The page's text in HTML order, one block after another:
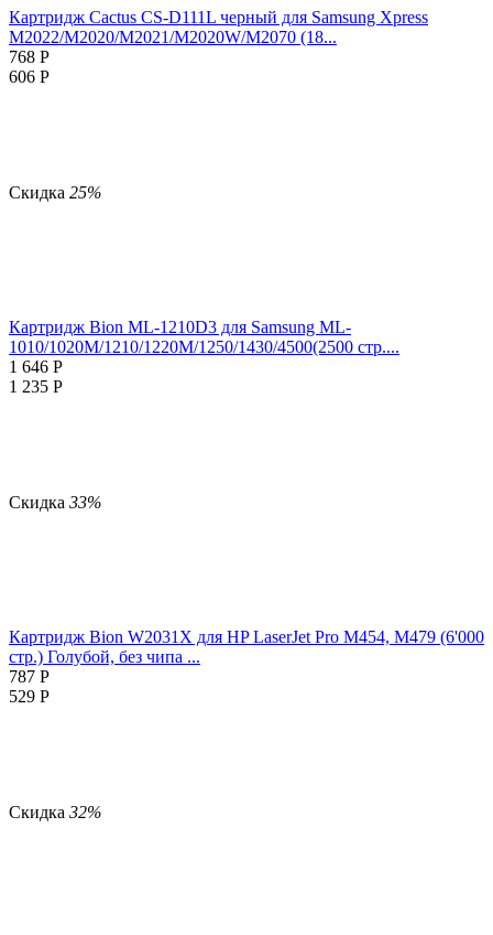
Картридж Cactus CS-D111L черный для Samsung Xpress
M2022/M2020/M2021/M2020W/M2070 (18...
768 Р
606 Р
Скидка 25%
Картридж Bion ML-1210D3 для Samsung ML-
1010/1020M/1210/1220M/1250/1430/4500(2500 стр....
1 646 Р
1 235 Р
Скидка 33%
Картридж Bion W2031X для HP LaserJet Pro M454, M479 (6'000
стр.) Голубой, без чипа ...
787 Р
529 Р
Скидка 32%